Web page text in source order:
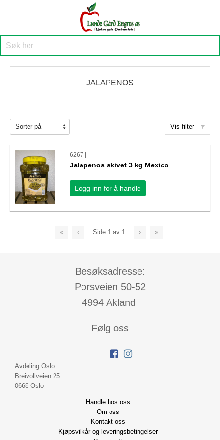
JALAPENOS
Vis filter
6267 |
Jalapenos skivet 3 kg Mexico
Logg inn for å handle
« ‹ Side 1 av 1 › »
Besøksadresse:
Porsveien 50-52
4994 Akland
Følg oss
Avdeling Oslo:
Breivollveien 25
0668 Oslo
Handle hos oss
Om oss
Kontakt oss
Kjøpsvilkår og leveringsbetingelser